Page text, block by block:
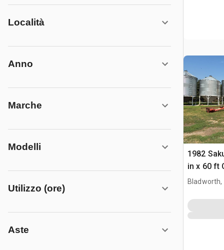
Località
Anno
Marche
Modelli
Utilizzo (ore)
Aste
1982
in x 60 ft
Bladworth,